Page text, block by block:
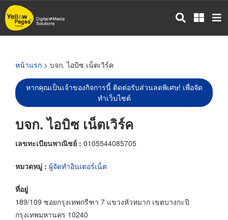
ข้าม
ไป
หน้าแรก > บจก. ไอบิซ เน็ตเวิร์ค
หากคุณเป็นเจ้าของกิจการนี้ ติดต่อรับส่วนลดพิเศษ! เพื่อจัด
ทำเว็บไซต์
บจก. ไอบิซ เน็ตเวิร์ค
เลขทะเบียนพาณิชย์ : 0105544085705
หมวดหมู่ : ผู้จัดทำอินเตอร์เน็ต
ที่อยู่
189/109 ซอยกรุงเทพกรีฑา 7 แขวงหัวหมาก เขตบางกะปิ
กรุงเทพมหานคร 10240